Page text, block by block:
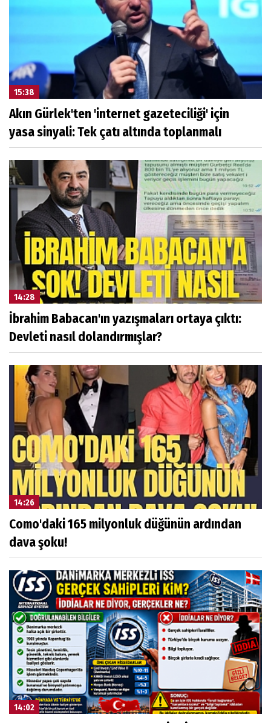
15:38
Akın Gürlek'ten 'internet gazeteciliği' için
yasa sinyali: Tek çatı altında toplanmalı
14:28
İbrahim Babacan'ın yazışmaları ortaya çıktı:
Devleti nasıl dolandırmışlar?
14:26
Como'daki 165 milyonluk düğünün ardından
dava şoku!
14:02